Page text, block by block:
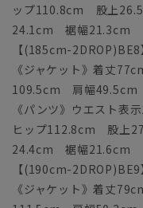
ップ110.8cm 股上
24.1cm 裾幅21.3cm
【(185cm-2DROP)BE8
《ジャケット》着丈
109.5cm 肩幅
《パンツ》ウエスト
ヒップ112.8cm 股上
24.4cm 裾幅21.6cm
【(190cm-2DROP)BE9
《ジャケット》着丈